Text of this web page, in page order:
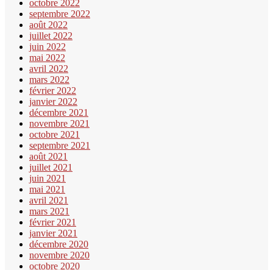
octobre 2022
septembre 2022
août 2022
juillet 2022
juin 2022
mai 2022
avril 2022
mars 2022
février 2022
janvier 2022
décembre 2021
novembre 2021
octobre 2021
septembre 2021
août 2021
juillet 2021
juin 2021
mai 2021
avril 2021
mars 2021
février 2021
janvier 2021
décembre 2020
novembre 2020
octobre 2020